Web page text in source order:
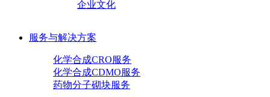
企业文化
服务与解决方案
化学合成CRO服务
化学合成CDMO服务
药物分子砌块服务